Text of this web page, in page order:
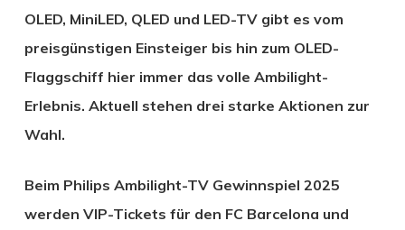
OLED, MiniLED, QLED und LED-TV gibt es vom
preisgünstigen Einsteiger bis hin zum OLED-
Flaggschiff hier immer das volle Ambilight-
Erlebnis. Aktuell stehen drei starke Aktionen zur
Wahl.
Beim Philips Ambilight-TV Gewinnspiel 2025
werden VIP-Tickets für den FC Barcelona und